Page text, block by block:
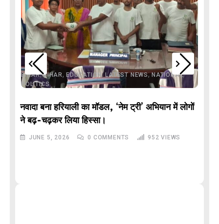
BIHAR,BIHAR, EDUCATION,LATEST NEWS,NATIONAL,
POLITICS
नवादा बना हरियाली का मॉडल, ‘नेम ट्री’ अभियान में लोगों
ने बढ़-चढ़कर लिया हिस्सा।
JUNE 5, 2026 0 COMMENTS 952 VIEWS